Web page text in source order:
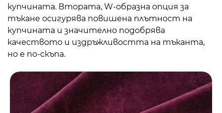
купчината. Втората, W-образна опция за
тъкане осигурява повишена плътност на
купчината и значително подобрява
качеството и издръжливостта на тъканта,
но е по-скъпа.